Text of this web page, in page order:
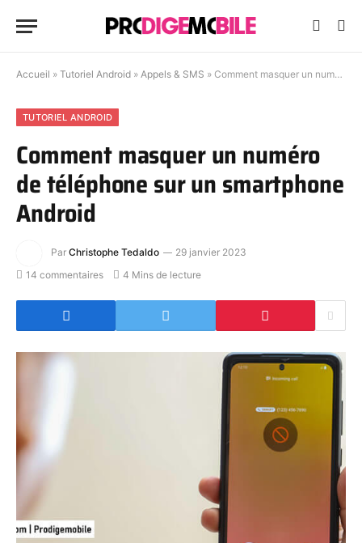
Accueil » Tutoriel Android » Appels & SMS » Comment masquer un numéro de téléphone sur un smartphone Android
TUTORIEL ANDROID
Comment masquer un numéro
de téléphone sur un smartphone
Android
Par Christophe Tedaldo
29 janvier 2023
14 commentaires
4 Mins de lecture